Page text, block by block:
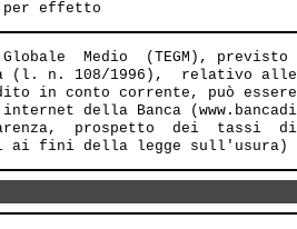
Medio  (TEGM),
(l. n. 108/1996),  relativo
in conto corrente, può
della Banca
prospetto  dei  tassi